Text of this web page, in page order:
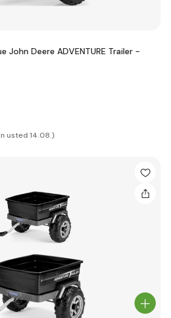
John Deere ADVENTURE Trailer -
usted 14.08.)